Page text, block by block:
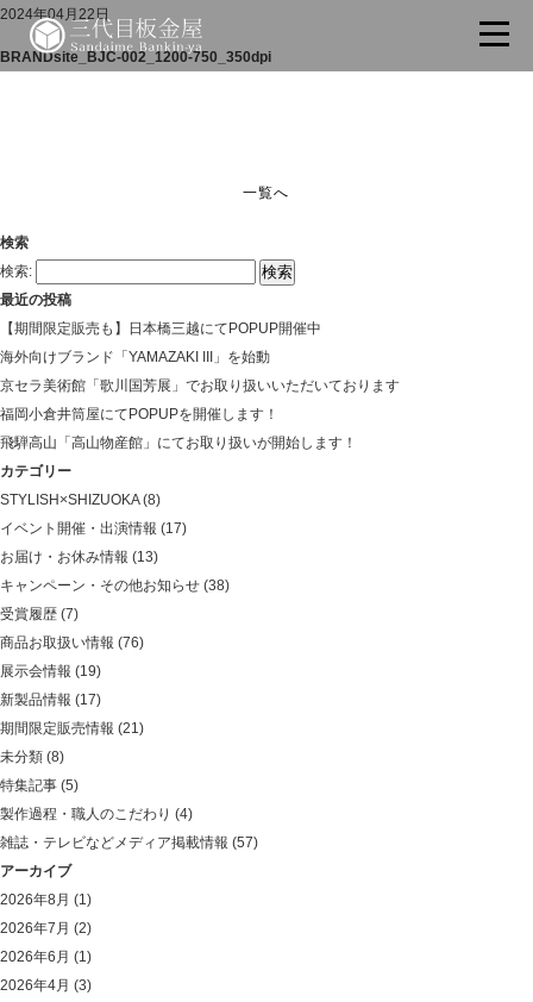
2024年04月22日
BRANDsite_BJC-002_1200-750_350dpi
一覧へ
検索
検索:
最近の投稿
【期間限定販売も】日本橋三越にてPOPUP開催中
海外向けブランド「YAMAZAKI III」を始動
京セラ美術館「歌川国芳展」でお取り扱いいただいております
福岡小倉井筒屋にてPOPUPを開催します！
飛騨高山「高山物産館」にてお取り扱いが開始します！
カテゴリー
STYLISH×SHIZUOKA(8)
イベント開催・出演情報 (17)
お届け・お休み情報 (13)
キャンペーン・その他お知らせ (38)
受賞履歴 (7)
商品お取扱い情報 (76)
展示会情報 (19)
新製品情報 (17)
期間限定販売情報 (21)
未分類 (8)
特集記事 (5)
製作過程・職人のこだわり (4)
雑誌・テレビなどメディア掲載情報 (57)
アーカイブ
2026年8月 (1)
2026年7月 (2)
2026年6月 (1)
2026年4月 (3)